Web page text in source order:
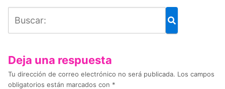
Deja una respuesta
Tu dirección de correo electrónico no será publicada. Los campos
obligatorios están marcados con *